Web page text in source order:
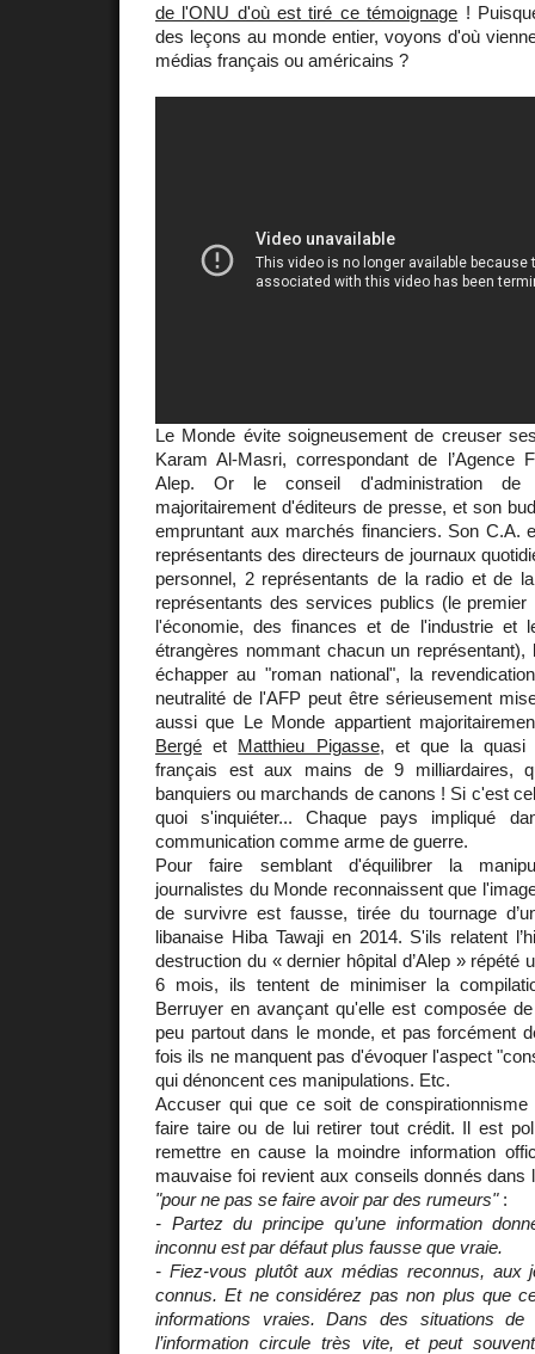
de l'ONU d'où est tiré ce témoignage !
des leçons au monde entier, voyons d'où
médias français ou américains ?
Le Monde évite soigneusement de creuser
Karam Al-Masri, correspondant de l’Agence
Alep. Or le conseil d'administration de
majoritairement d'éditeurs de presse, et son
empruntant aux marchés financiers. Son C.A.
représentants des directeurs de journaux
personnel, 2 représentants de la radio et de
représentants des services publics (le
l'économie, des finances et de l'industrie et
étrangères nommant chacun un
échapper au "roman national", la
neutralité de l'AFP peut être sérieusement
aussi que Le Monde appartient
Bergé et Matthieu Pigasse, et que la quasi
français est aux mains de 9 milliardaires,
banquiers ou marchands de canons ! Si c'est
quoi s'inquiéter... Chaque pays impliqué
communication comme arme de guerre.
Pour faire semblant d'équilibrer la
journalistes du Monde reconnaissent que
de survivre est fausse, tirée du tournage
libanaise Hiba Tawaji en 2014. S'ils relatent
destruction du « dernier hôpital d’Alep » répété
6 mois, ils tentent de minimiser la
Berruyer en avançant qu'elle est composée
peu partout dans le monde, et pas forcément
fois ils ne manquent pas d'évoquer l'aspect
qui dénoncent ces manipulations. Etc.
Accuser qui que ce soit de
faire taire ou de lui retirer tout crédit. Il est
remettre en cause la moindre information
mauvaise foi revient aux conseils donnés dans
"pour ne pas se faire avoir par des rumeurs":
- Partez du principe qu’une information
inconnu est par défaut plus fausse que vraie.
- Fiez-vous plutôt aux médias reconnus, aux
connus. Et ne considérez pas non plus que
informations vraies. Dans des situations
l’information circule très vite, et peut